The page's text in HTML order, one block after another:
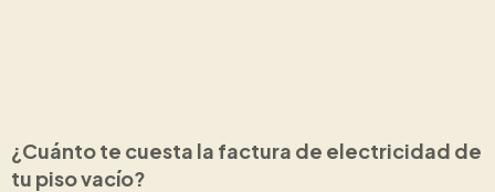
¿Cuánto te cuesta la factura de electricidad de
tu piso vacío?